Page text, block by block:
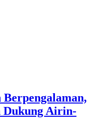
Dukung Airin-